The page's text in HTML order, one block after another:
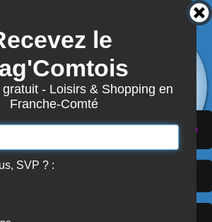
3872
7870
Abonnement Mag'Comtois
) (ANNUAIRE) (MON COMPTE )
le
- Loisirs & Shopping en
Franche-Comté
SVP ? :